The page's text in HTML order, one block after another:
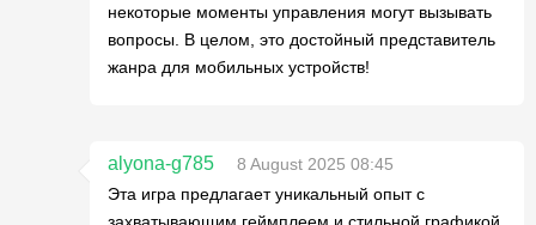
некоторые моменты управления могут вызывать
вопросы. В целом, это достойный представитель
жанра для мобильных устройств!
alyona-g785
8 August 2025 08:45
Эта игра предлагает уникальный опыт с